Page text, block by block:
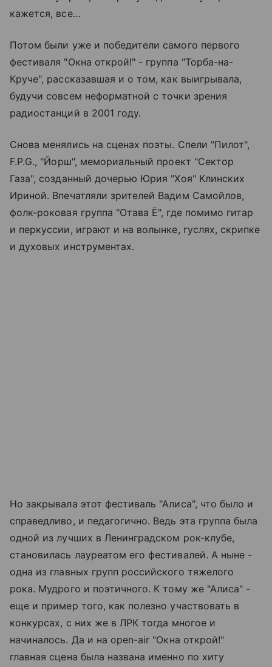
кажется, все…
Потом были уже и победители самого первого
фестиваля "Окна открой!" - группа "Торба-на-
Круче", рассказавшая и о том, как выигрывала,
будучи совсем неформатной с точки зрения
радиостанций в 2001 году.
Снова менялись на сценах поэты. Спели "Пилот",
F.P.G., "Йорш", мемориальный проект "Сектор
Газа", созданный дочерью Юрия "Хоя" Клинских
Ириной. Впечатляли зрителей Вадим Самойлов,
фолк-роковая группа "Отава Ё", где помимо гитар
и перкуссии, играют и на волынке, гуслях, скрипке
и духовых инструментах.
Но закрывала этот фестиваль "Алиса", что было и
справедливо, и педагогично. Ведь эта группа была
одной из лучших в Ленинградском рок-клубе,
становилась лауреатом его фестивалей. А ныне -
одна из главных групп российского тяжелого
рока. Мудрого и поэтичного. К тому же "Алиса" -
еще и пример того, как полезно участвовать в
конкурсах, с них же в ЛРК тогда многое и
начиналось. Да и на open-air "Окна открой!"
главная сцена была названа именно по хиту